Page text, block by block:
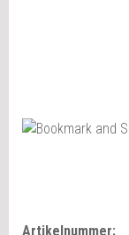
Artikelnummer: